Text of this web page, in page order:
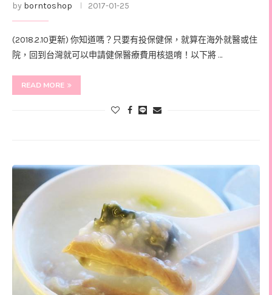
by borntoshop 2017-01-25
(2018.2.10更新) 你知道嗎？只要有投保健保，就算在海外就醫或住
院，回到台灣就可以申請健保醫療費用核退唷！以下將 …
READ MORE